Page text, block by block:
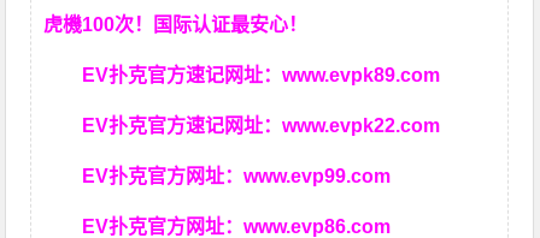
虎機100次！国际认证最安心！
EV扑克官方速记网址：www.evpk89.com
EV扑克官方速记网址：www.evpk22.com
EV扑克官方网址：www.evp99.com
EV扑克官方网址：www.evp86.com